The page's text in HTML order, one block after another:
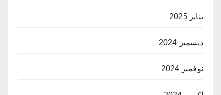
يناير 2025
ديسمبر 2024
نوفمبر 2024